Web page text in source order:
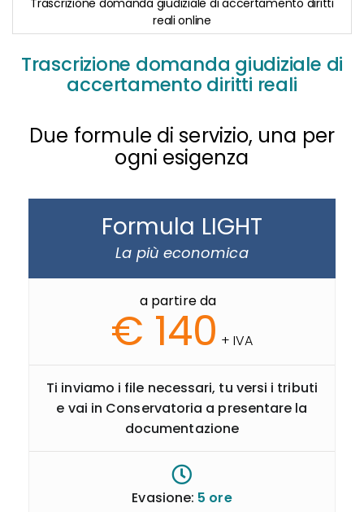
reali online
the
images
gallery
Trascrizione domanda giudiziale di
accertamento diritti reali
Due formule di servizio, una per
ogni esigenza
Formula LIGHT
La più economica
a partire da
€ 140 + IVA
Ti inviamo i file necessari, tu versi i tributi
e vai in Conservatoria a presentare la
documentazione
Evasione: 5 ore